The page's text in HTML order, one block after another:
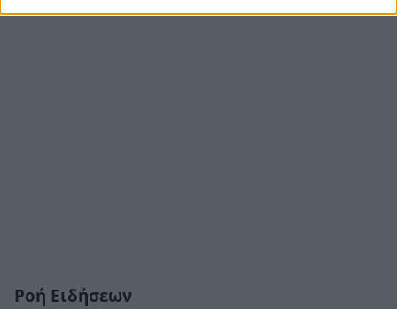
Ροή Ειδήσεων